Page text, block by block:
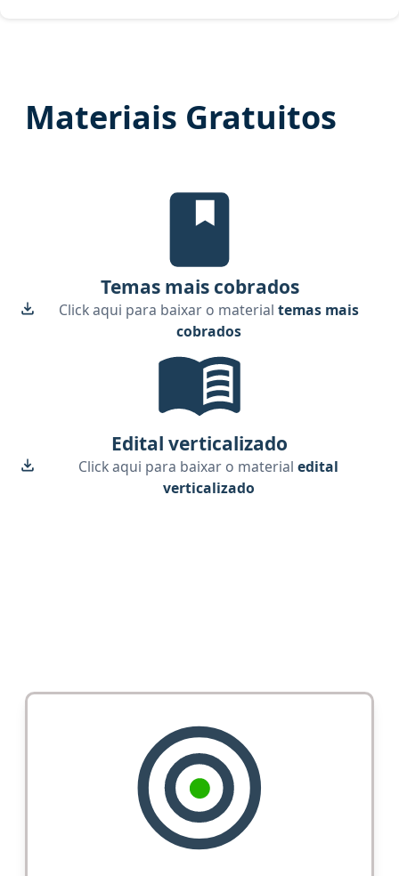
Materiais Gratuitos
Temas mais cobrados, material
Temas mais cobrados
Click aqui para baixar o material temas mais
cobrados
Edital verticalizado
Click aqui para baixar o materialedital
verticalizado